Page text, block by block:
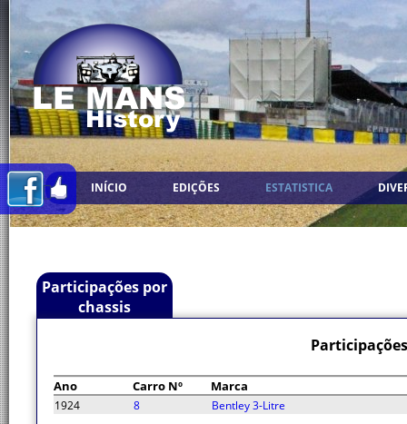
INÍCIO EDIÇÕES ESTATISTICA
Participações por
chassis
Ano Carro Nº Marca
1924 8 Bentley 3-Litre